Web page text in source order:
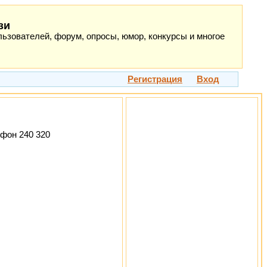
форум, опросы, юмор, конкурсы и многое
Регистрация Вход
240 320